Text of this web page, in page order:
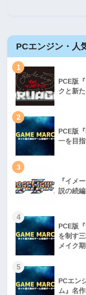
PCエンジン・人
1
PCE版
クと新
2
PCE版
一を目
3
『イメ
説の続編
4
PCE版
を制す
メイク
5
PCエン
ム』名